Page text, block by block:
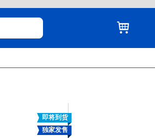
即将到货
独家发售